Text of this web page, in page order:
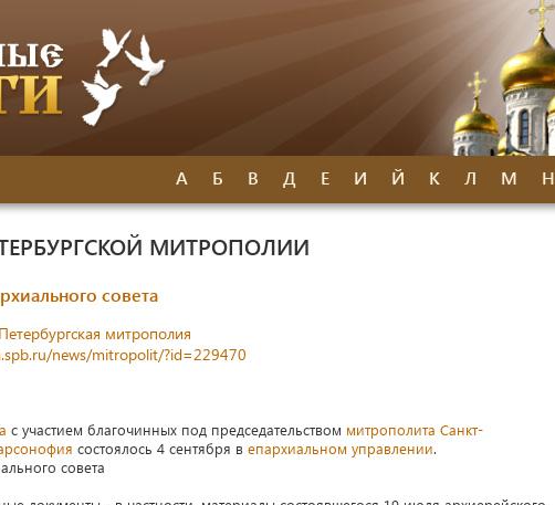
А Б В Д Е И Й К Л М Н
МИТРОПОЛИИ
совета
митрополия
news/mitropolit/?id=229470
с участием благочинных под председательством митрополита Санкт-
состоялось 4 сентября в епархиальном управлении.